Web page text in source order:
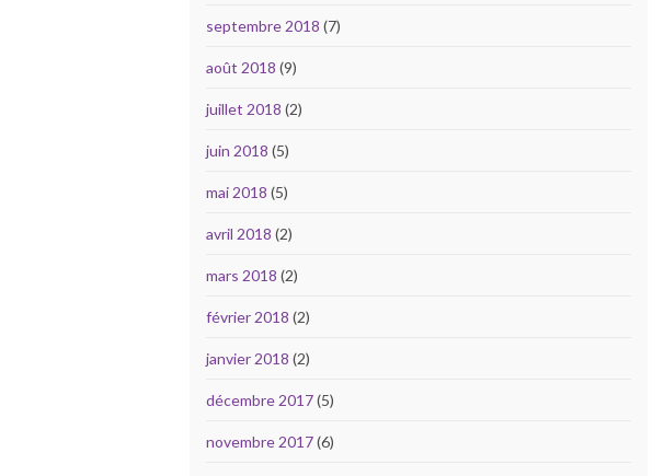
septembre 2018 (7)
août 2018 (9)
juillet 2018 (2)
juin 2018 (5)
mai 2018 (5)
avril 2018 (2)
mars 2018 (2)
février 2018 (2)
janvier 2018 (2)
décembre 2017(5)
novembre 2017(6)